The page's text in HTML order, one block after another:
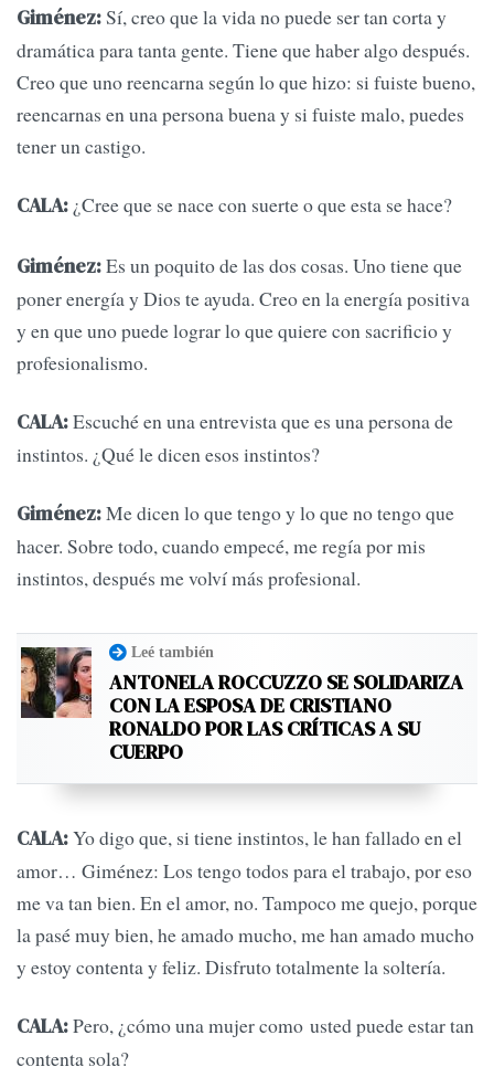
Giménez:Sí, creo que la vida no puede ser tan corta y
dramática para tanta gente. Tiene que haber algo después.
Creo que uno reencarna según lo que hizo: si fuiste bueno,
reencarnas en una persona buena y si fuiste malo, puedes
tener un castigo.
CALA: ¿Cree que se nace con suerte o que esta se hace?
Giménez:Es un poquito de las dos cosas. Uno tiene que
poner energía y Dios te ayuda. Creo en la energía positiva
y en que uno puede lograr lo que quiere con sacrificio y
profesionalismo.
CALA:Escuché en una entrevista que es una persona de
instintos. ¿Qué le dicen esos instintos?
Giménez:Me dicen lo que tengo y lo que no tengo que
hacer. Sobre todo, cuando empecé, me regía por mis
instintos, después me volví más profesional.
Leé también
ANTONELA ROCCUZZO SE SOLIDARIZA
CON LA ESPOSA DE CRISTIANO
RONALDO POR LAS CRÍTICAS A SU
CUERPO
CALA:Yo digo que, si tiene instintos, le han fallado en el
amor… Giménez: Los tengo todos para el trabajo, por eso
me va tan bien. En el amor, no. Tampoco me quejo, porque
la pasé muy bien, he amado mucho, me han amado mucho
y estoy contenta y feliz. Disfruto totalmente la soltería.
CALA:Pero, ¿cómo una mujer como usted puede estar tan
contenta sola?